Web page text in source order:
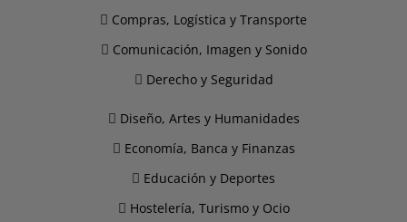
Compras, Logística y Transporte
Comunicación, Imagen y Sonido
Derecho y Seguridad
Diseño, Artes y Humanidades
Economía, Banca y Finanzas
Educación y Deportes
Hostelería, Turismo y Ocio